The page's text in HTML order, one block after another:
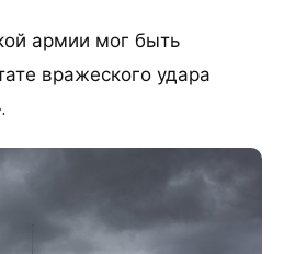
армии мог быть
вражеского удара